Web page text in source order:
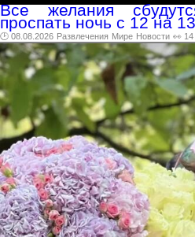
Все желания
проспать ночь с 12 на
🕑 08.08.2026 Развлечения Мире Новости 👀